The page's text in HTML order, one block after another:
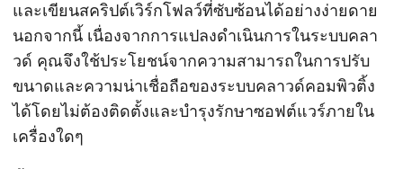
และเขียนสคริปต์เวิร์กโฟลว์ที่ซับซ้อนได้อย่างง่ายดาย
นอกจากนี้ เนื่องจากการแปลงดำเนินการในระบบคลา
วด์ คุณจึงใช้ประโยชน์จากความสามารถในการปรับ
ขนาดและความน่าเชื่อถือของระบบคลาวด์คอมพิวติ้ง
ได้โดยไม่ต้องติดตั้งและบำรุงรักษาซอฟต์แวร์ภายใน
เครื่องใดๆ